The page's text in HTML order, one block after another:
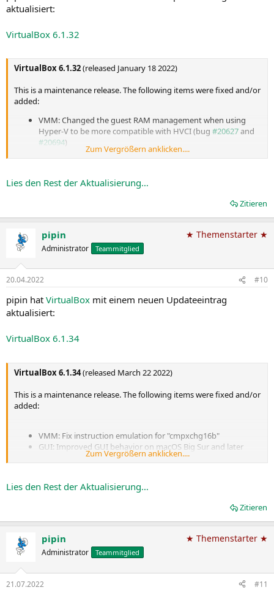
aktualisiert:
VirtualBox 6.1.32
VirtualBox 6.1.32(released January 18 2022)
This is a maintenance release. The following items were fixed and/or
added:
VMM: Changed the guest RAM management when using
Hyper-V to be more compatible with HVCI (bug #20627and
#20694)
VMM: Workaround for OS/2 guest unstability on newer AMD
Zum Vergrößern anklicken....
Lies den Rest der Aktualisierung…
Zitieren
pipin
Administrator Teammitglied
★ Themenstarter ★
20.04.2022 #10
pipin hat VirtualBox mit einem neuen Updateeintrag
aktualisiert:
VirtualBox 6.1.34
VirtualBox 6.1.34(released March 22 2022)
This is a maintenance release. The following items were fixed and/or
added:
VMM: Fix instruction emulation for "cmpxchg16b"
GUI: Improved GUI behavior on macOS Big Sur and later
when kernel extensions are not loaded
Storage: Fixed a potential hang during disk I/O when the
Zum Vergrößern anklicken....
Lies den Rest der Aktualisierung…
Zitieren
pipin
Administrator Teammitglied
★ Themenstarter ★
21.07.2022 #11